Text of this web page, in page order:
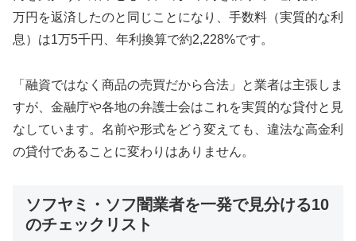
万円を返済したのと同じことになり、手数料（実質的な利
息）は1万5千円、年利換算で約2,228%です。
「融資ではなく商品の売買だから合法」と業者は主張しま
すが、金融庁や各地の弁護士会はこれを実質的な貸付と見
なしています。名前や形式をどう変えても、違法な高金利
の貸付であることに変わりはありません。
ソフヤミ・ソフ闇業者を一発で見分ける10
のチェックリスト